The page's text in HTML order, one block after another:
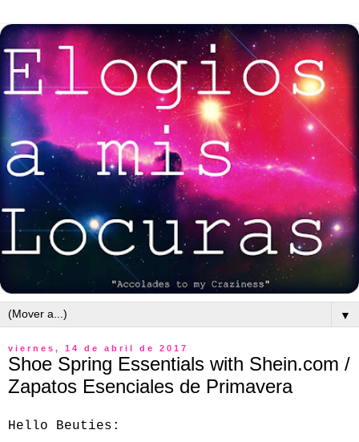
▼
viernes, 14 de abril de 2017
Shoe Spring Essentials with Shein.com /
Zapatos Esenciales de Primavera
Hello Beuties: